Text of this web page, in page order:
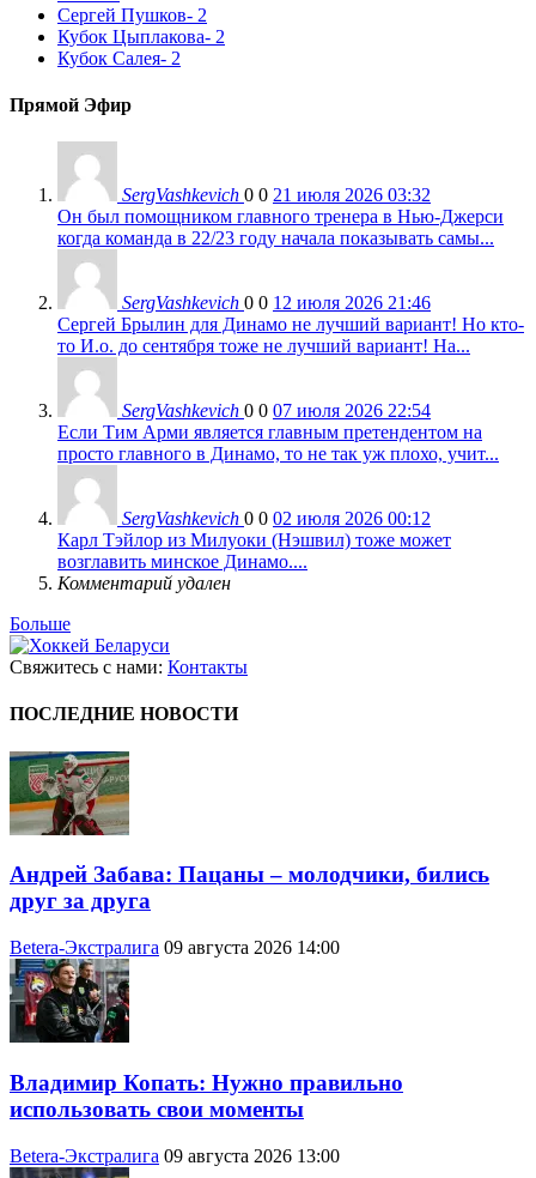
Сергей Пушков- 2
Кубок Цыплакова- 2
Кубок Салея- 2
Прямой Эфир
SergVashkevich 0 0 21 июля 2026 03:32
Он был помощником главного тренера в Нью-Джерси
когда команда в 22/23 году начала показывать самы...
SergVashkevich 0 0 12 июля 2026 21:46
Сергей Брылин для Динамо не лучший вариант! Но кто-
то И.о. до сентября тоже не лучший вариант! На...
SergVashkevich 0 0 07 июля 2026 22:54
Если Тим Арми является главным претендентом на
просто главного в Динамо, то не так уж плохо, учит...
SergVashkevich 0 0 02 июля 2026 00:12
Карл Тэйлор из Милуоки (Нэшвил) тоже может
возглавить минское Динамо....
Комментарий удален
Больше
Свяжитесь с нами: Контакты
ПОСЛЕДНИЕ НОВОСТИ
Андрей Забава: Пацаны – молодчики, бились
друг за друга
Betera-Экстралига 09 августа 2026 14:00
Владимир Копать: Нужно правильно
использовать свои моменты
Betera-Экстралига 09 августа 2026 13:00